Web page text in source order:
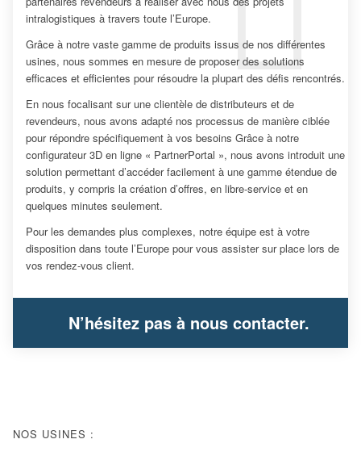
intralogistiques à travers toute l’Europe.
Grâce à notre vaste gamme de produits issus de nos différentes
usines, nous sommes en mesure de proposer des solutions
efficaces et efficientes pour résoudre la plupart des défis rencontrés.
En nous focalisant sur une clientèle de distributeurs et de
revendeurs, nous avons adapté nos processus de manière ciblée
pour répondre spécifiquement à vos besoins Grâce à notre
configurateur 3D en ligne « PartnerPortal », nous avons introduit une
solution permettant d’accéder facilement à une gamme étendue de
produits, y compris la création d’offres, en libre-service et en
quelques minutes seulement.
Pour les demandes plus complexes, notre équipe est à votre
disposition dans toute l’Europe pour vous assister sur place lors de
vos rendez-vous client.
N’hésitez pas à nous contacter.
NOS USINES :